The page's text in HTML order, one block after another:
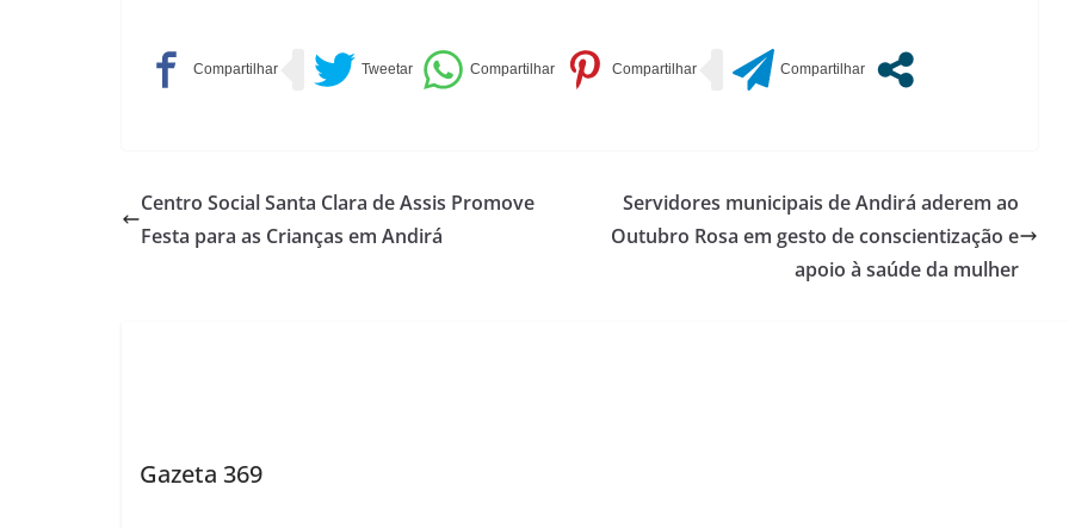
Centro Social Santa Clara de Assis Promove
Festa para as Crianças em Andirá
Servidores municipais de Andirá aderem ao
Outubro Rosa em gesto de conscientização e
apoio à saúde da mulher
Gazeta 369